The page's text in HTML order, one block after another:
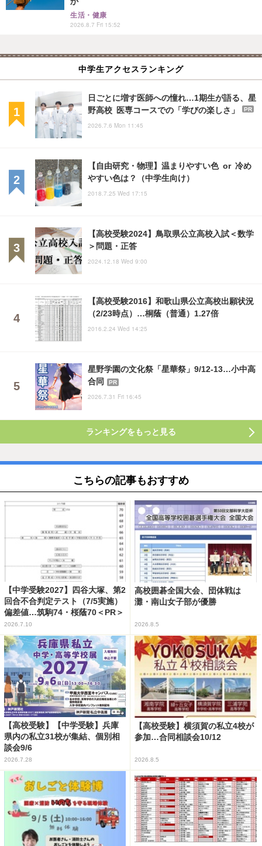
生活・健康
2026.8.7 Fri 15:52
中学生アクセスランキング
日ごとに増す医師への憧れ…1期生が語る、星
野高校 医専コースでの「学びの楽しさ」
PR
2026.7.6 Mon 11:45
【自由研究・物理】温まりやすい色 or 冷め
やすい色は？（中学生向け）
2018.7.25 Wed 17:15
【高校受験2024】鳥取県公立高校入試＜数学
＞問題・正答
2024.12.18 Wed 9:00
【高校受験2016】和歌山県公立高校出願状況
（2/23時点）…桐蔭（普通）1.27倍
2016.2.24 Wed 14:25
星野学園の文化祭「星華祭」9/12-13…小中高
合同
PR
2026.7.31 Fri 16:45
ランキングをもっと見る
こちらの記事もおすすめ
【中学受験2027】四谷大塚、第2
回合不合判定テスト（7/5実施）
偏差値…筑駒74・桜蔭70＜PR＞
2026.7.10
高校囲碁全国大会、団体戦は
灘・南山女子部が優勝
2026.8.5
【高校受験】【中学受験】兵庫
県内の私立31校が集結、個別相
談会9/6
2026.7.28
【高校受験】横須賀の私立4校が
参加…合同相談会10/12
2026.8.5